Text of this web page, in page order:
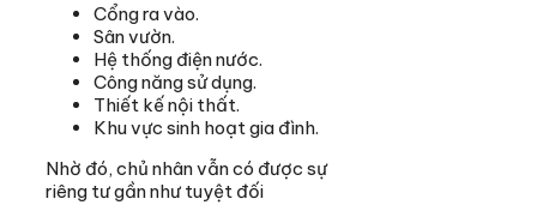
Cổng ra vào.
Sân vườn.
Hệ thống điện nước.
Công năng sử dụng.
Thiết kế nội thất.
Khu vực sinh hoạt gia đình.
Nhờ đó, chủ nhân vẫn có được sự
riêng tư gần như tuyệt đối